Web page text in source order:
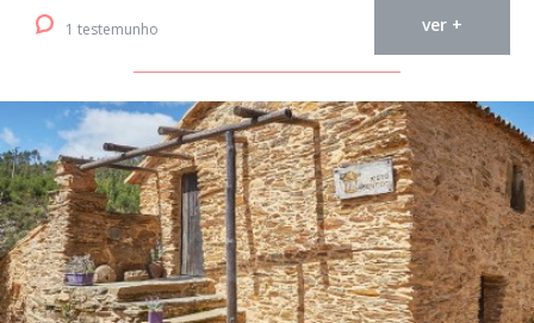
1 testemunho ver +